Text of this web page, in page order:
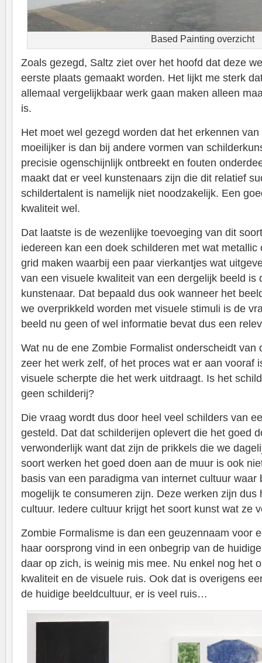
Based Painting overzicht
Zoals gezegd, Saltz ziet over het hoofd dat deze
eerste plaats gemaakt worden. Het lijkt me sterk
allemaal vergelijkbaar werk gaan maken alleen
is.
Het moet wel gezegd worden dat het erkennen
moeilijker is dan bij andere vormen van
precisie ogenschijnlijk ontbreekt en fouten
maakt dat er veel kunstenaars zijn die dit relatief
schildertalent is namelijk niet noodzakelijk. Een
kwaliteit wel.
Dat laatste is de wezenlijke toevoeging van dit
iedereen kan een doek schilderen met wat
grid maken waarbij een paar vierkantjes wat
van een visuele kwaliteit van een dergelijk beeld is
kunstenaar. Dat bepaald dus ook wanneer het
we overprikkeld worden met visuele stimuli is de
beeld nu geen of wel informatie bevat dus een
Wat nu de ene Zombie Formalist onderscheidt van
zeer het werk zelf, of het proces wat er aan vooraf
visuele scherpte die het werk uitdraagt. Is het
geen schilderij?
Die vraag wordt dus door heel veel schilders van
gesteld. Dat dat schilderijen oplevert die het goed
verwonderlijk want dat zijn de prikkels die we
soort werken het goed doen aan de muur is ook
basis van een paradigma van internet cultuur
mogelijk te consumeren zijn. Deze werken zijn dus
cultuur. Iedere cultuur krijgt het soort kunst wat ze
Zombie Formalisme is dan een geuzennaam voor
haar oorsprong vind in een onbegrip van de
daar op zich, is weinig mis mee. Nu enkel nog het
kwaliteit en de visuele ruis. Ook dat is overigens
de huidige beeldcultuur, er is veel ruis…